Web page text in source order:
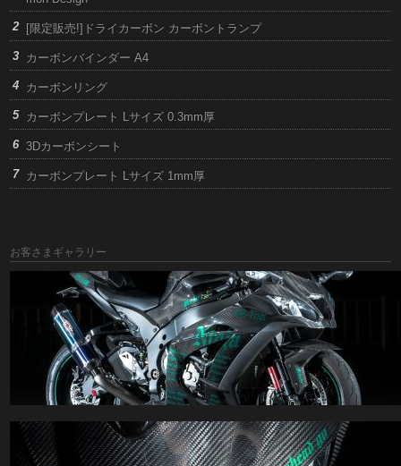
[限定販売!]ドライカーボン カーボントランプ
カーボンバインダー A4
カーボンリング
カーボンプレート Lサイズ 0.3mm厚
3Dカーボンシート
カーボンプレート Lサイズ 1mm厚
お客さまギャラリー